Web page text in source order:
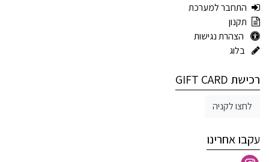
התחבר למערכת
תקנון
הצהרת נגישות
בלוג
רכישת GIFT CARD
לחצו לקניה
עקבו אחרינו